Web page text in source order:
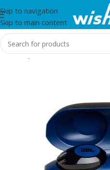
Skip to navigation
Skip to main content
Home/JBL